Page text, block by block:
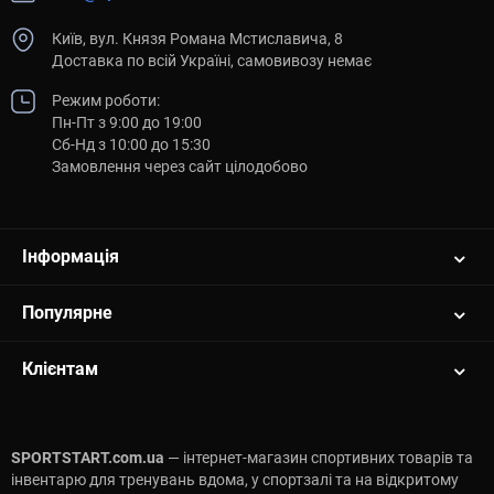
Наш інтернет-магазин є офіційним дилером бренду SportsArt в
Україні. Замовляючи обладнання у нас, ви отримуєте 100%
оригінальну продукцію преміум-класу з повною заводською
гарантією та професійним сервісним обслуговуванням. Наші
експерти готові надати кваліфіковану консультацію та
допомогти купити бігову доріжку SportsArt, яка стане серцем
вашої зали. Ми організуємо швидку та професійну доставку
вашого замовлення по Києву та в будь-яке інше місто
SportsArt та SPORTSTART!
Київ, вул. Князя Романа Мстиславича, 8
Доставка по всій Україні, самовивозу немає
Режим роботи:
Пн-Пт з 9:00 до 19:00
Сб-Нд з 10:00 до 15:30
Замовлення через сайт цілодобово
Інформація
Популярне
Клієнтам
SPORTSTART.com.ua — інтернет-магазин спортивних товарів та
інвентарю для тренувань вдома, у спортзалі та на відкритому